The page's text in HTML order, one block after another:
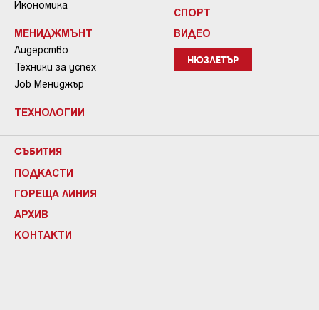
Икономика
МЕНИДЖМЪНТ
Лидерство
Техники за успех
Job Мениджър
ТЕХНОЛОГИИ
СПОРТ
ВИДЕО
НЮЗЛЕТЪР
СЪБИТИЯ
ПОДКАСТИ
ГОРЕЩА ЛИНИЯ
АРХИВ
КОНТАКТИ